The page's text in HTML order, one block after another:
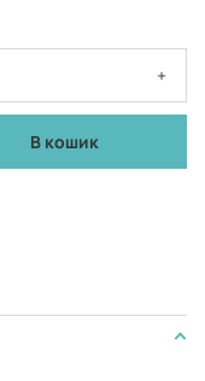
+
В кошик